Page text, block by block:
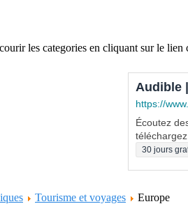
les categories en cliquant sur le lien
Audible
https://
Écoutez
30 jours
Tourisme et voyages Europe